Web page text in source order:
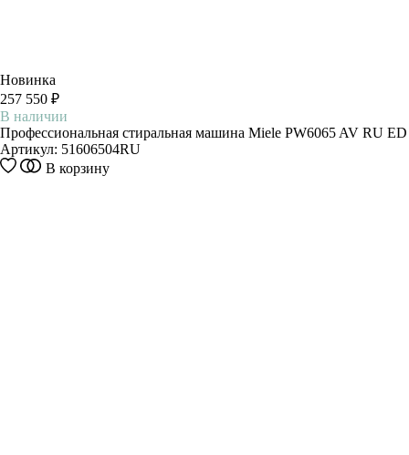
Новинка
257 550 ₽
В наличии
Профессиональная стиральная машина Miele PW6065 AV RU ED
Артикул: 51606504RU
В корзину